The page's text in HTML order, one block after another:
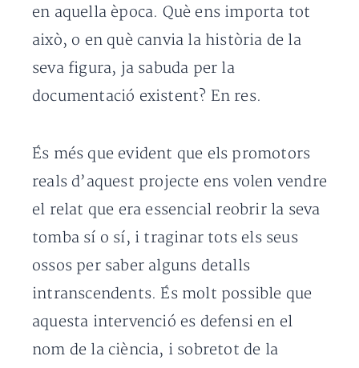
en aquella època. Què ens importa tot
això, o en què canvia la història de la
seva figura, ja sabuda per la
documentació existent? En res.
És més que evident que els promotors
reals d’aquest projecte ens volen vendre
el relat que era essencial reobrir la seva
tomba sí o sí, i traginar tots els seus
ossos per saber alguns detalls
intranscendents. És molt possible que
aquesta intervenció es defensi en el
nom de la ciència, i sobretot de la